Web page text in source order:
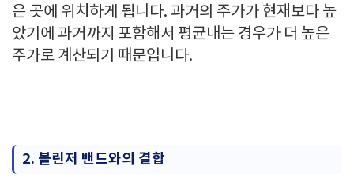
은 곳에 위치하게 됩니다. 과거의 주가가 현재보다 높
았기에 과거까지 포함해서 평균내는 경우가 더 높은
주가로 계산되기 때문입니다.
2. 볼린저 밴드와의 결합